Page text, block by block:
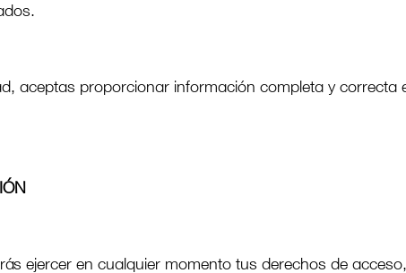
aceptas proporcionar información completa y correcta
ejercer en cualquier momento tus derechos de